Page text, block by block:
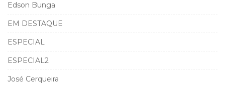
Edson Bunga
EM DESTAQUE
ESPECIAL
ESPECIAL2
José Cerqueira